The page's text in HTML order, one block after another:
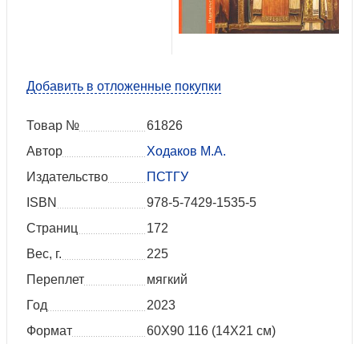
Добавить в отложенные покупки
Товар №
61826
Автор
Ходаков М.А.
Издательство
ПСТГУ
ISBN
978-5-7429-1535-5
Страниц
172
Вес, г.
225
Переплет
мягкий
Год
2023
Формат
60X90 116 (14Х21 см)